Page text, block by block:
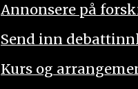
Annonsere på
Send inn
Kurs og